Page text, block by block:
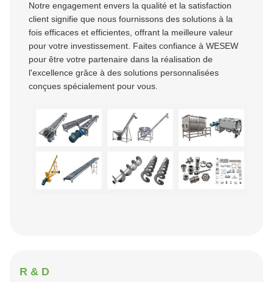
Notre engagement envers la qualité et la satisfaction
client signifie que nous fournissons des solutions à la
fois efficaces et efficientes, offrant la meilleure valeur
pour votre investissement. Faites confiance à WESEW
pour être votre partenaire dans la réalisation de
l'excellence grâce à des solutions personnalisées
conçues spécialement pour vous.
R & D